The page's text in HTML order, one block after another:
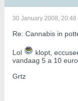
30 January 2008, 20:46
Re: Cannabis in
Lol
klopt,
vandaag 5 a 10 euro.
Grtz